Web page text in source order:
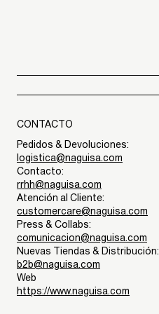
CONTACTO
Pedidos & Devoluciones:
logistica@naguisa.com
Contacto:
rrhh@naguisa.com
Atención al Cliente:
customercare@naguisa.com
Press & Collabs:
comunicacion@naguisa.com
Nuevas Tiendas & Distribución:
b2b@naguisa.com
Web
https://www.naguisa.com